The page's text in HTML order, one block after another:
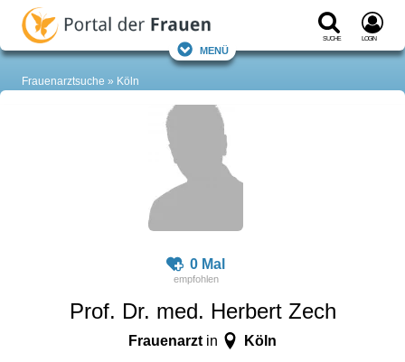
Suche Login
Menü
Frauenarztsuche Köln
0 Mal
Prof. Dr. med. Herbert Zech
Frauenarztin Köln